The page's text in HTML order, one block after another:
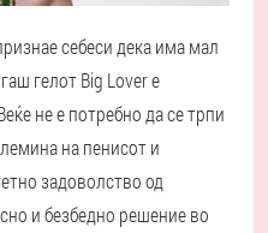
себеси дека има мал
гелот Big Lover е
не е потребно да се трпи
на пенисот и
задоволство од
и безбедно решение во